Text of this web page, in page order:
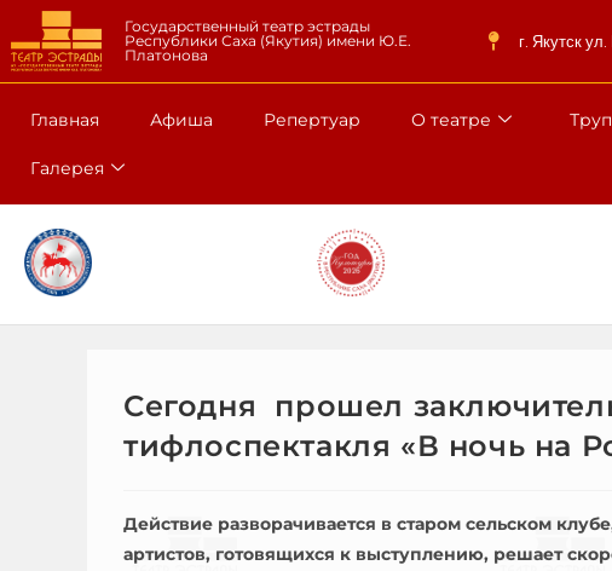
Государственный театр эстрады
Республики Саха (Якутия) имени Ю.Е.
Платонова
г. Якутск
Главная Афиша Репертуар О театре
Галерея
Сегодня прошел
тифлоспектакля «В ночь на
Действие разворачивается в старом сельском
артистов, готовящихся к выступлению, решает